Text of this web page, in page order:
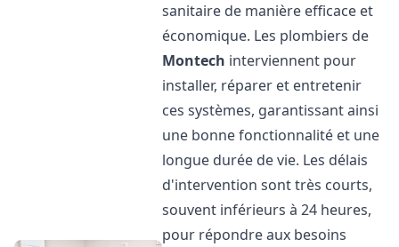
sanitaire de manière efficace et
économique. Les plombiers de
Montech interviennent pour
installer, réparer et entretenir
ces systèmes, garantissant ainsi
une bonne fonctionnalité et une
longue durée de vie. Les délais
d'intervention sont très courts,
souvent inférieurs à 24 heures,
pour répondre aux besoins